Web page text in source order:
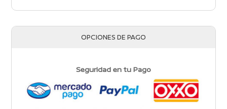
OPCIONES DE PAGO
Seguridad en tu Pago